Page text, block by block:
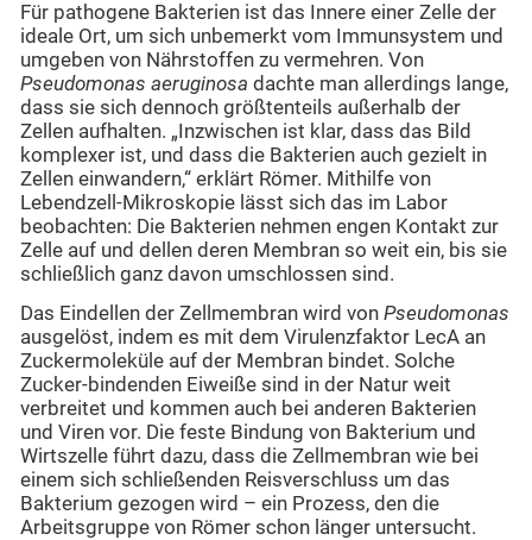
Für pathogene Bakterien ist das Innere einer Zelle der
ideale Ort, um sich unbemerkt vom Immunsystem und
umgeben von Nährstoffen zu vermehren. Von
Pseudomonas aeruginosa dachte man allerdings lange,
dass sie sich dennoch größtenteils außerhalb der
Zellen aufhalten. „Inzwischen ist klar, dass das Bild
komplexer ist, und dass die Bakterien auch gezielt in
Zellen einwandern,“ erklärt Römer. Mithilfe von
Lebendzell-Mikroskopie lässt sich das im Labor
beobachten: Die Bakterien nehmen engen Kontakt zur
Zelle auf und dellen deren Membran so weit ein, bis sie
schließlich ganz davon umschlossen sind.
Das Eindellen der Zellmembran wird von Pseudomonas
ausgelöst, indem es mit dem Virulenzfaktor LecA an
Zuckermoleküle auf der Membran bindet. Solche
Zucker-bindenden Eiweiße sind in der Natur weit
verbreitet und kommen auch bei anderen Bakterien
und Viren vor. Die feste Bindung von Bakterium und
Wirtszelle führt dazu, dass die Zellmembran wie bei
einem sich schließenden Reisverschluss um das
Bakterium gezogen wird – ein Prozess, den die
Arbeitsgruppe von Römer schon länger untersucht.